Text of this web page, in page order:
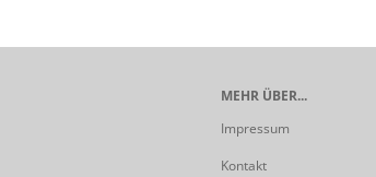
MEHR ÜBER...
Impressum
Kontakt